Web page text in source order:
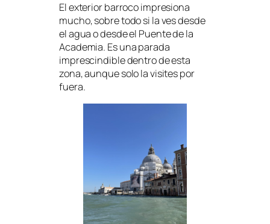
El exterior barroco impresiona
mucho, sobre todo si la ves desde
el agua o desde el Puente de la
Academia. Es una parada
imprescindible dentro de esta
zona, aunque solo la visites por
fuera.